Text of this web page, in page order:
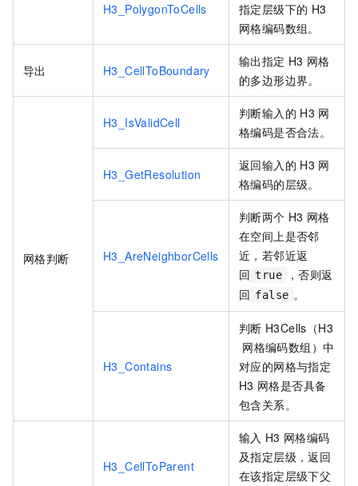
H3_PolygonToCells
指定层级下的 H3
网格编码数组。
导出 H3_CellToBoundary
输出指定 H3 网格
的多边形边界。
网格判断
H3_IsValidCell
判断输入的 H3 网
格编码是否合法。
H3_GetResolution
返回输入的 H3 网
格编码的层级。
H3_AreNeighborCells
判断两个 H3 网格
在空间上是否邻
近，若邻近返
回 true
，否则返
回 false 。
H3_Contains
判断 H3Cells（H3
网格编码数组）中
对应的网格与指定
H3 网格是否具备
包含关系。
H3_CellToParent
输入 H3 网格编码
及指定层级，返回
在该指定层级下父